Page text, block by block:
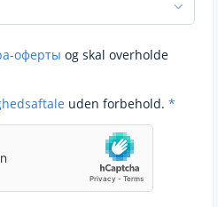
оферты og skal overholde
uden forbehold. *